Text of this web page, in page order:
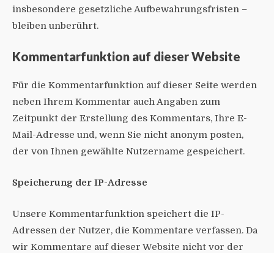
insbesondere gesetzliche Aufbewahrungsfristen –
bleiben unberührt.
Kommentar­funktion auf dieser Website
Für die Kommentarfunktion auf dieser Seite werden
neben Ihrem Kommentar auch Angaben zum
Zeitpunkt der Erstellung des Kommentars, Ihre E-
Mail-Adresse und, wenn Sie nicht anonym posten,
der von Ihnen gewählte Nutzername gespeichert.
Speicherung der IP-Adresse
Unsere Kommentarfunktion speichert die IP-
Adressen der Nutzer, die Kommentare verfassen. Da
wir Kommentare auf dieser Website nicht vor der